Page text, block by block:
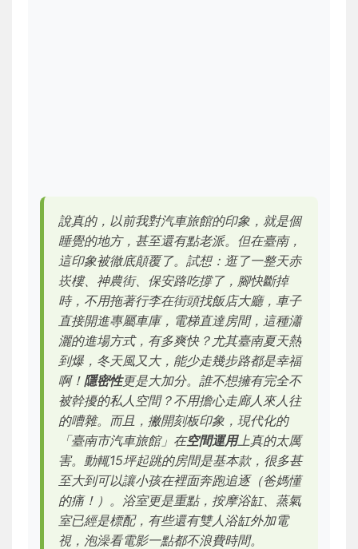
說真的，以前我對汽車旅館的印象，就是個
睡覺的地方，甚至還有點老派。但在臺南，
這印象被徹底顛覆了。試想：逛了一整天赤
崁樓、神農街、保安路吃撐了，腳快斷掉
時，不用拖著行李在街頭找飯店大廳，車子
直接開進專屬車庫，電梯直達房間，這種瀟
灑的進場方式，有多爽快？尤其臺南夏天熱
到爆，冬天風又大，能少走幾步路都是幸福
啊！ 隱密性更是大加分。誰不想擁有完全不
被幹擾的私人空間？不用擔心走廊人來人往
的嘈雜。而且，撇開刻板印象，現代化的
「臺南市汽車旅館」在空間運用上真的太厲
害。動輒15坪起跳的房間是基本款，很多甚
至大到可以讓小孩在裡面奔跑追逐（爸媽懂
的痛！）。浴室更是重點，按摩浴缸、蒸氣
室已經是標配，有些還有雙人浴缸外加電
視，泡澡看電影一點都不浪費時間。